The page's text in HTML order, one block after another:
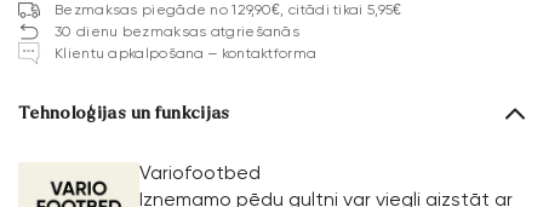
Bezmaksas piegāde no 129,90€, citādi tikai 5,95€
30 dienu bezmaksas atgriešanās
Klientu apkalpošana – kontaktforma
Tehnoloģijas un funkcijas
Variofootbed
Izņemamo pēdu gultni var viegli aizstāt ar